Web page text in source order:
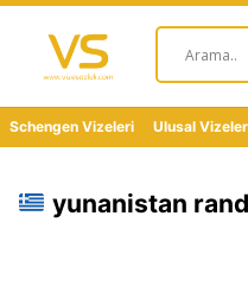
Schengen Vizeleri Ulusal Vizeler
yunanistan